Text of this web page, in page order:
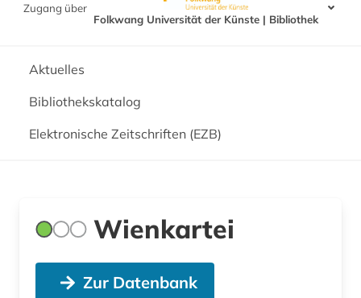
Zugang über
Folkwang Universität der Künste | Bibliothek
Aktuelles
Bibliothekskatalog
Elektronische Zeitschriften (EZB)
Wienkartei
Zur Datenbank